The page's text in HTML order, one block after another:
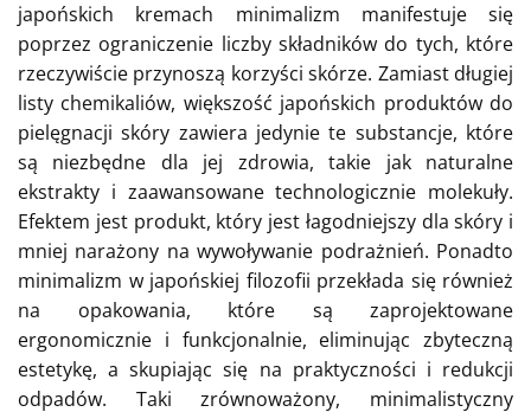
japońskich kremach minimalizm manifestuje się
poprzez ograniczenie liczby składników do tych, które
rzeczywiście przynoszą korzyści skórze. Zamiast długiej
listy chemikaliów, większość japońskich produktów do
pielęgnacji skóry zawiera jedynie te substancje, które
są niezbędne dla jej zdrowia, takie jak naturalne
ekstrakty i zaawansowane technologicznie molekuły.
Efektem jest produkt, który jest łagodniejszy dla skóry i
mniej narażony na wywoływanie podrażnień. Ponadto
minimalizm w japońskiej filozofii przekłada się również
na opakowania, które są zaprojektowane
ergonomicznie i funkcjonalnie, eliminując zbyteczną
estetykę, a skupiając się na praktyczności i redukcji
odpadów. Taki zrównoważony, minimalistyczny